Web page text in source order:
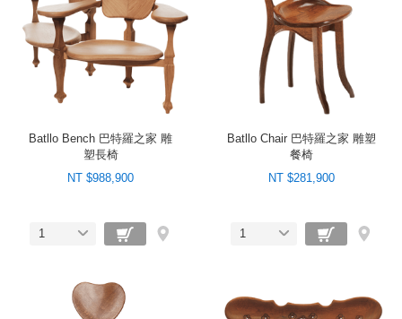
Batllo Bench 巴特羅之家 雕
塑長椅
NT $988,900
1
Batllo Chair 巴特羅之家 雕塑
餐椅
NT $281,900
1